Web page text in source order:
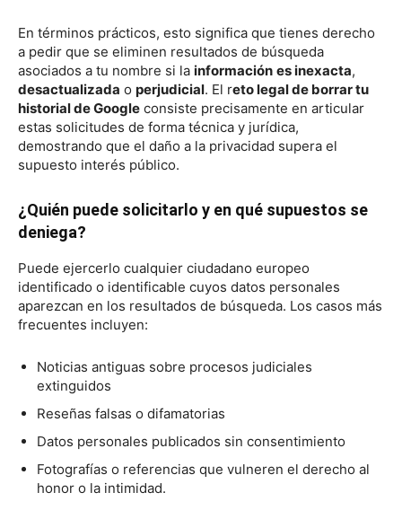
En términos prácticos, esto significa que tienes derecho
a pedir que se eliminen resultados de búsqueda
asociados a tu nombre si la información es inexacta,
desactualizada o perjudicial. El reto legal de borrar tu
historial de Google consiste precisamente en articular
estas solicitudes de forma técnica y jurídica,
demostrando que el daño a la privacidad supera el
supuesto interés público.
¿Quién puede solicitarlo y en qué supuestos se
deniega?
Puede ejercerlo cualquier ciudadano europeo
identificado o identificable cuyos datos personales
aparezcan en los resultados de búsqueda. Los casos más
frecuentes incluyen:
Noticias antiguas sobre procesos judiciales
extinguidos
Reseñas falsas o difamatorias
Datos personales publicados sin consentimiento
Fotografías o referencias que vulneren el derecho al
honor o la intimidad.